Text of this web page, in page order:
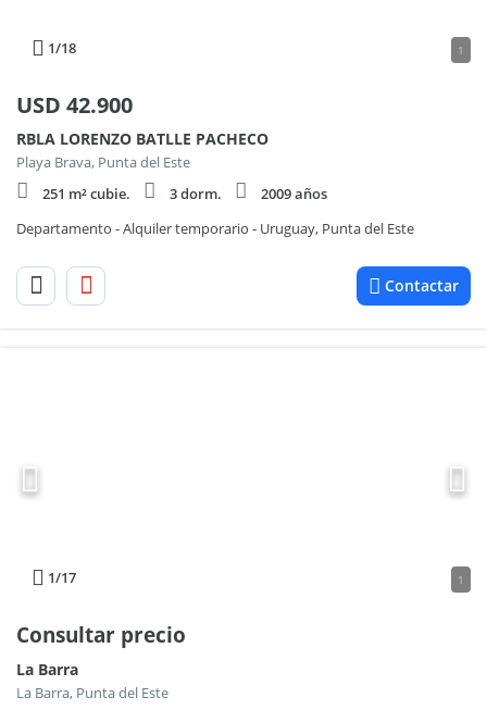
1/18 1
USD 42.900
RBLA LORENZO BATLLE PACHECO
Playa Brava, Punta del Este
251 m² cubie.
3 dorm.
2009 años
Departamento - Alquiler temporario - Uruguay, Punta del Este
Contactar
1/17 1
Consultar precio
La Barra
La Barra, Punta del Este